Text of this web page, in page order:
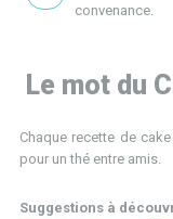
convenance.
Le mot du
Chaque recette de
pour un thé entre amis.
Suggestions à